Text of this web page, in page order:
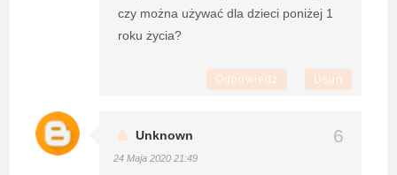
czy można używać dla dzieci poniżej 1
roku życia?
Odpowiedz Usuń
Unknown
24 Maja 2020 21:49